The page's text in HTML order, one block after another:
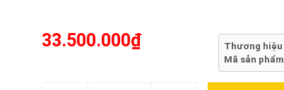
33.500.000₫ Thương hiệu
Mã sản phẩm